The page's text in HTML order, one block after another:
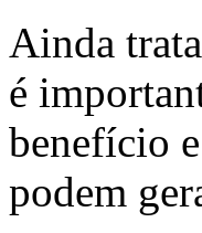
Ainda
é
benefício
podem